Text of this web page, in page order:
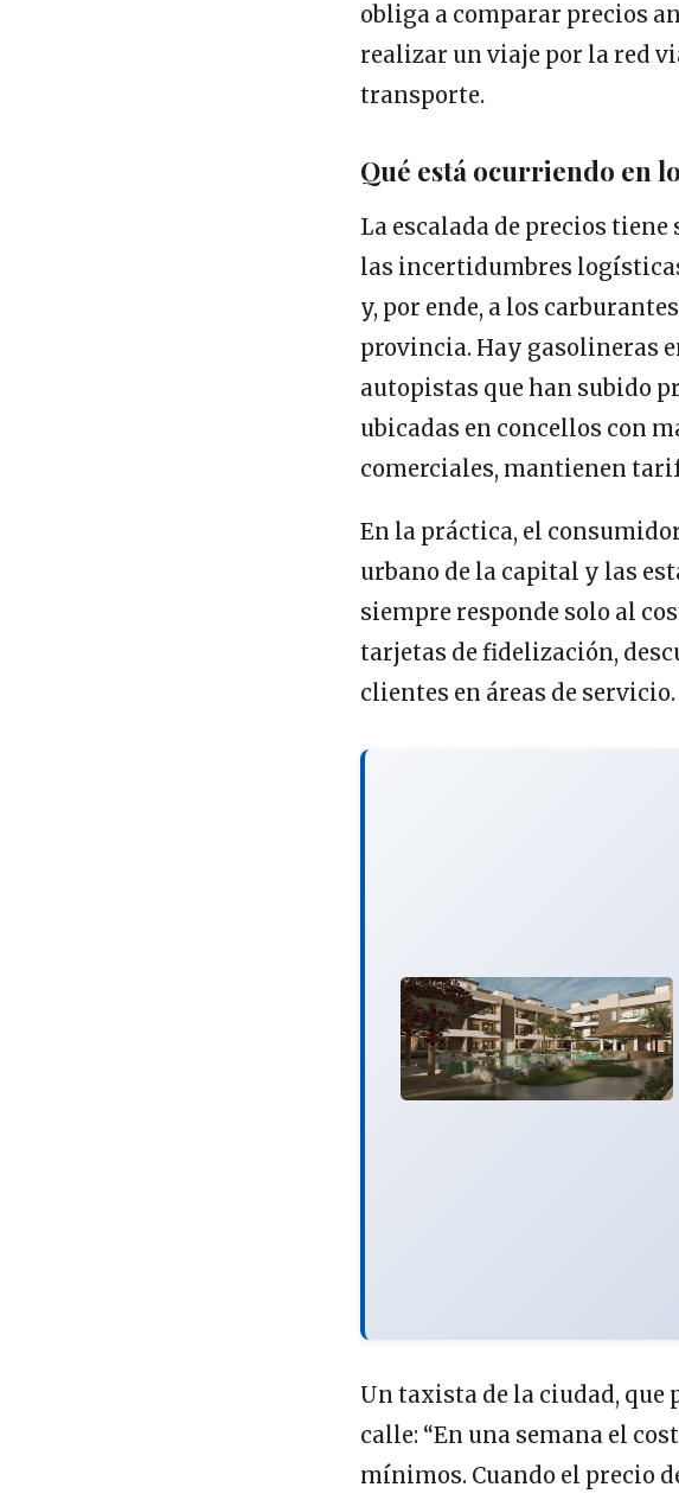
obliga a comparar precios
realizar un viaje por la red
transporte.
Qué está ocurriendo en
La escalada de precios
las incertidumbres
y, por ende, a los
provincia. Hay gasolineras
autopistas que han subido
ubicadas en concellos con
comerciales, mantienen
En la práctica, el
urbano de la capital y las
siempre responde solo al
tarjetas de fidelización,
clientes en áreas de servicio.
Un taxista de la ciudad, que
calle: “En una semana el
mínimos. Cuando el precio